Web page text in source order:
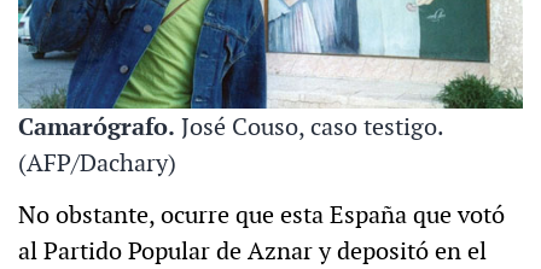
Camarógrafo. José Couso, caso testigo.
(AFP/Dachary)
No obstante, ocurre que esta España que votó
al Partido Popular de Aznar y depositó en el